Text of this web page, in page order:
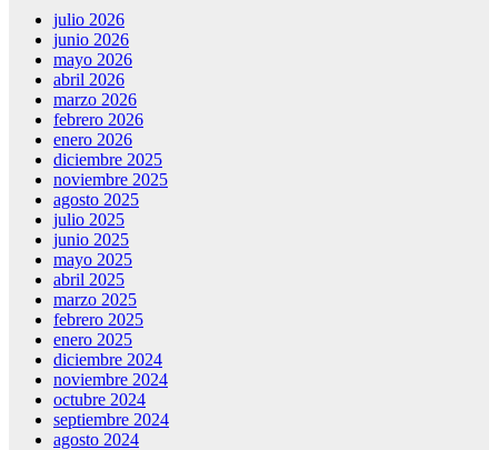
julio 2026
junio 2026
mayo 2026
abril 2026
marzo 2026
febrero 2026
enero 2026
diciembre 2025
noviembre 2025
agosto 2025
julio 2025
junio 2025
mayo 2025
abril 2025
marzo 2025
febrero 2025
enero 2025
diciembre 2024
noviembre 2024
octubre 2024
septiembre 2024
agosto 2024